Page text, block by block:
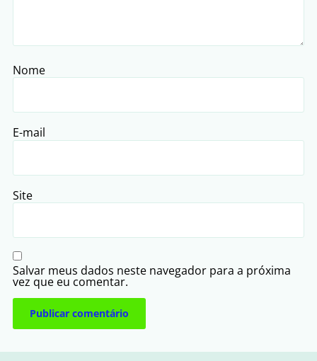
Nome
E-mail
Site
Salvar meus dados neste navegador para a próxima
vez que eu comentar.